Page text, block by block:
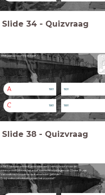
Slide 34 - Quizvraag
Welk jaartal hoort bij de kaart?
A 1901 1931
C 1961 1991
Slide 38 - Quizvraag
In 1971 dienden enkele Kamerleden een wetsvoorstel in om de
minimumleeftijd voor het actief kiesrecht te verlagen van 21 naar 18 jaar.
Van welk recht maakten de Kamerleden gebruik?
En bij welke ontwikkeling past het voorstel?